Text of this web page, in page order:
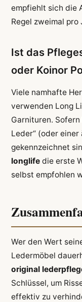
empfiehlt sich die
Regel zweimal pro
Ist das
oder Koinor
Viele namhafte
verwenden Long
Garnituren.
Leder“ (oder
gekennzeichnet
longlifedie erste
selbst empfohlen
Wer den Wert
Ledermöbel
original
Schlüssel, um
effektiv zu